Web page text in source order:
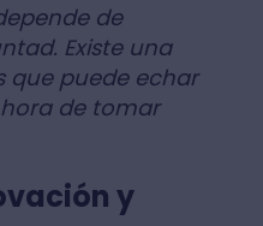
de
Existe una
que puede echar
de tomar
y